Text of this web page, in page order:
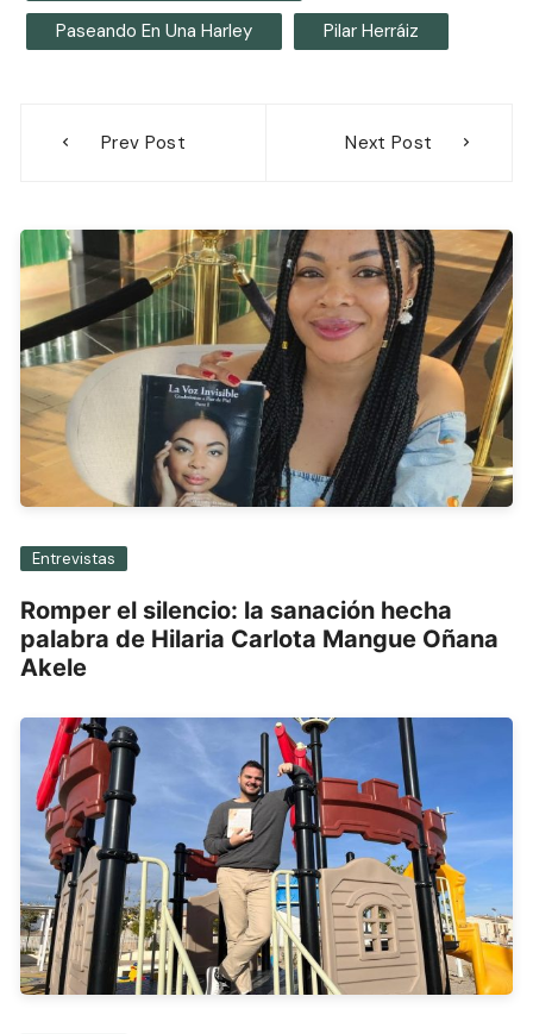
Paseando En Una Harley Pilar Herráiz
Prev Post Next Post
Entrevistas
Romper el silencio: la sanación hecha
palabra de Hilaria Carlota Mangue Oñana
Akele